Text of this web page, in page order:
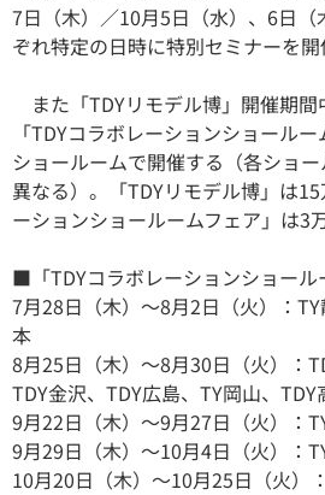
7日（木）／10月5日（水）、6日
ぞれ特定の日時に特別セミナーを開
また「TDYリモデル博」開催期間
「TDYコラボレーションショール
ショールームで開催する（各ショ
異なる）。「TDYリモデル博」は
ーションショールームフェア」は3
■「TDYコラボレーションショール
7月28日（木）～8月2日（火）：
本
8月25日（木）～8月30日（火）：
TDY金沢、TDY広島、TY岡山、TDY
9月22日（木）～9月27日（火）：
9月29日（木）～10月4日（火）：
10月20日（木）～10月25日（火）